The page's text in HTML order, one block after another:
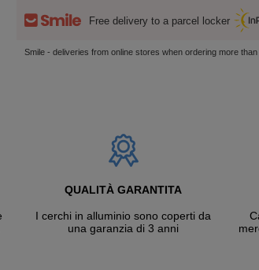
Free delivery to a parcel locker
Smile - deliveries from online stores when ordering more
QUALITÀ GARANTITA
I cerchi in alluminio sono coperti da
una garanzia di 3 anni